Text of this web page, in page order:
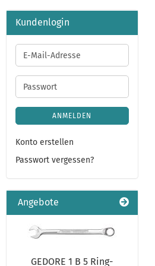
Kundenlogin
E-
Mail-
Adresse
Passwort
ANMELDEN
Konto erstellen
Passwort vergessen?
Angebote
GEDORE 1 B 5 Ring-